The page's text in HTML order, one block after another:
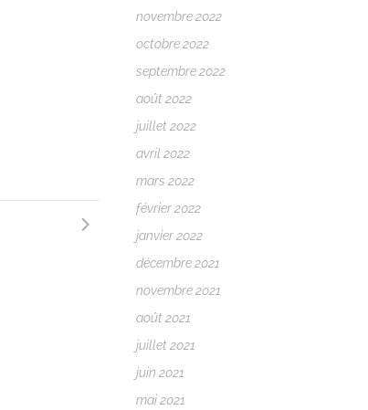
novembre 2022
octobre 2022
septembre 2022
août 2022
juillet 2022
avril 2022
mars 2022
février 2022
janvier 2022
décembre 2021
novembre 2021
août 2021
juillet 2021
juin 2021
mai 2021